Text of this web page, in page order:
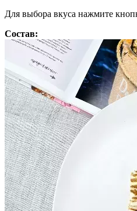
Для выбора вкуса нажмите
Состав: